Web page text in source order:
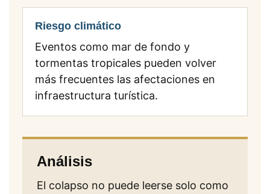
Riesgo climático
Eventos como mar de fondo y
tormentas tropicales pueden volver
más frecuentes las afectaciones en
infraestructura turística.
Análisis
El colapso no puede leerse solo como